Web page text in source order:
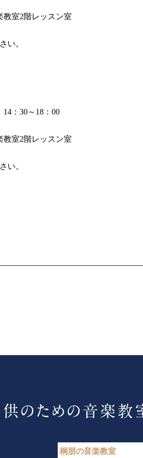
教室2階レッスン室
い。
14：30～18：00
教室2階レッスン室
い。
桐朋の音楽教室